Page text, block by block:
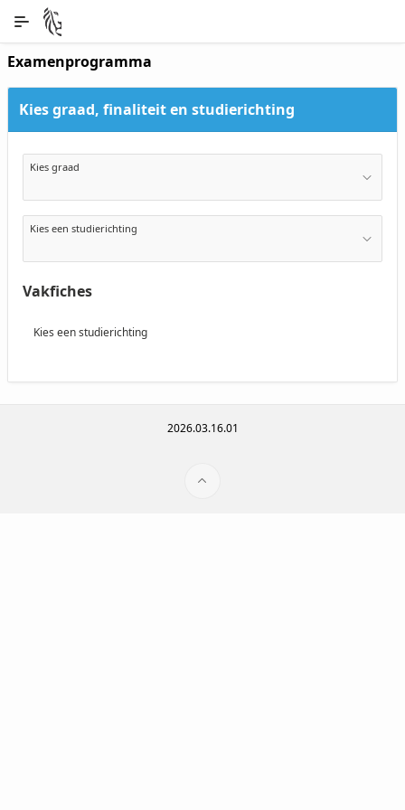
Skip to Main Content
Examenprogramma
Kies graad, finaliteit en studierichting
Kies graad
Kies een studierichting
Vakfiches
Kies een studierichting
2026.03.16.01